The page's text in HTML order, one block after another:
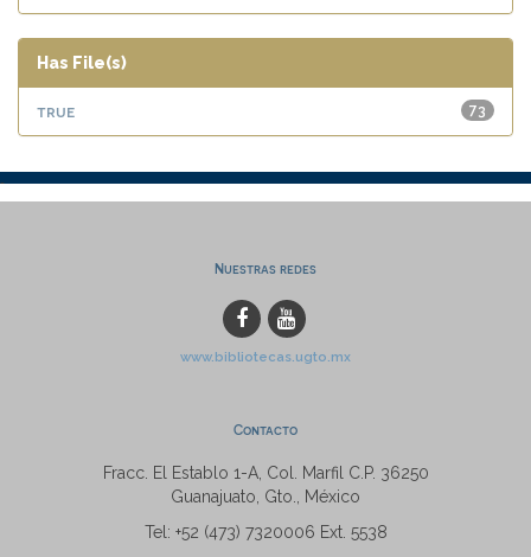
Has File(s)
73
true
Nuestras redes
www.bibliotecas.ugto.mx
Contacto
Fracc. El Establo 1-A, Col. Marfil C.P. 36250
Guanajuato, Gto., México
Tel: +52 (473) 7320006 Ext. 5538